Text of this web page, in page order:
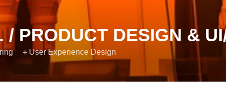
/ PRODUCT DESIGN &
＋User Experience Design